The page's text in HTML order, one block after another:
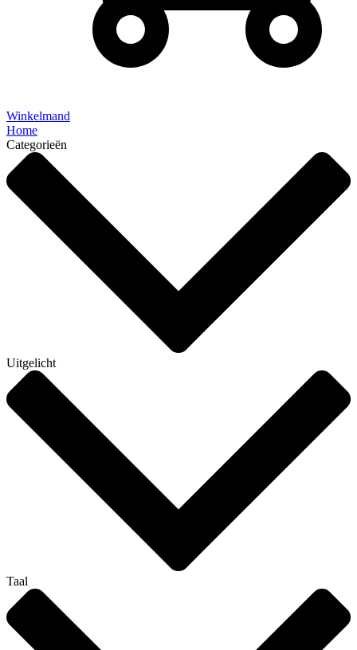
Winkelmand
Home
Categorieën
Uitgelicht
Taal